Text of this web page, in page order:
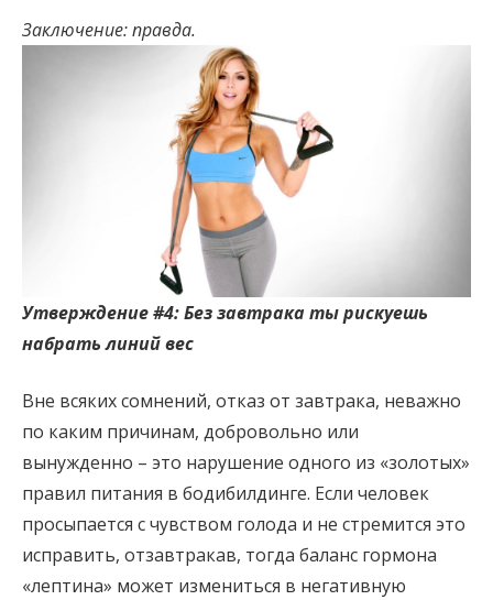
Заключение: правда.
Утверждение #4: Без завтрака ты рискуешь
набрать линий вес
Вне всяких сомнений, отказ от завтрака, неважно
по каким причинам, добровольно или
вынужденно – это нарушение одного из «золотых»
правил питания в бодибилдинге. Если человек
просыпается с чувством голода и не стремится это
исправить, отзавтракав, тогда баланс гормона
«лептина» может измениться в негативную